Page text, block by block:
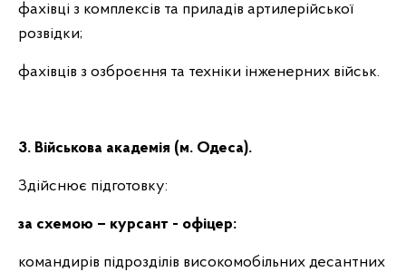
фахівці з комплексів та приладів артилерійської
розвідки;
фахівців з озброєння та техніки інженерних військ.
3. Військова академія (м. Одеса).
Здійснює підготовку:
за схемою – курсант - офіцер:
командирів підрозділів високомобільних десантних